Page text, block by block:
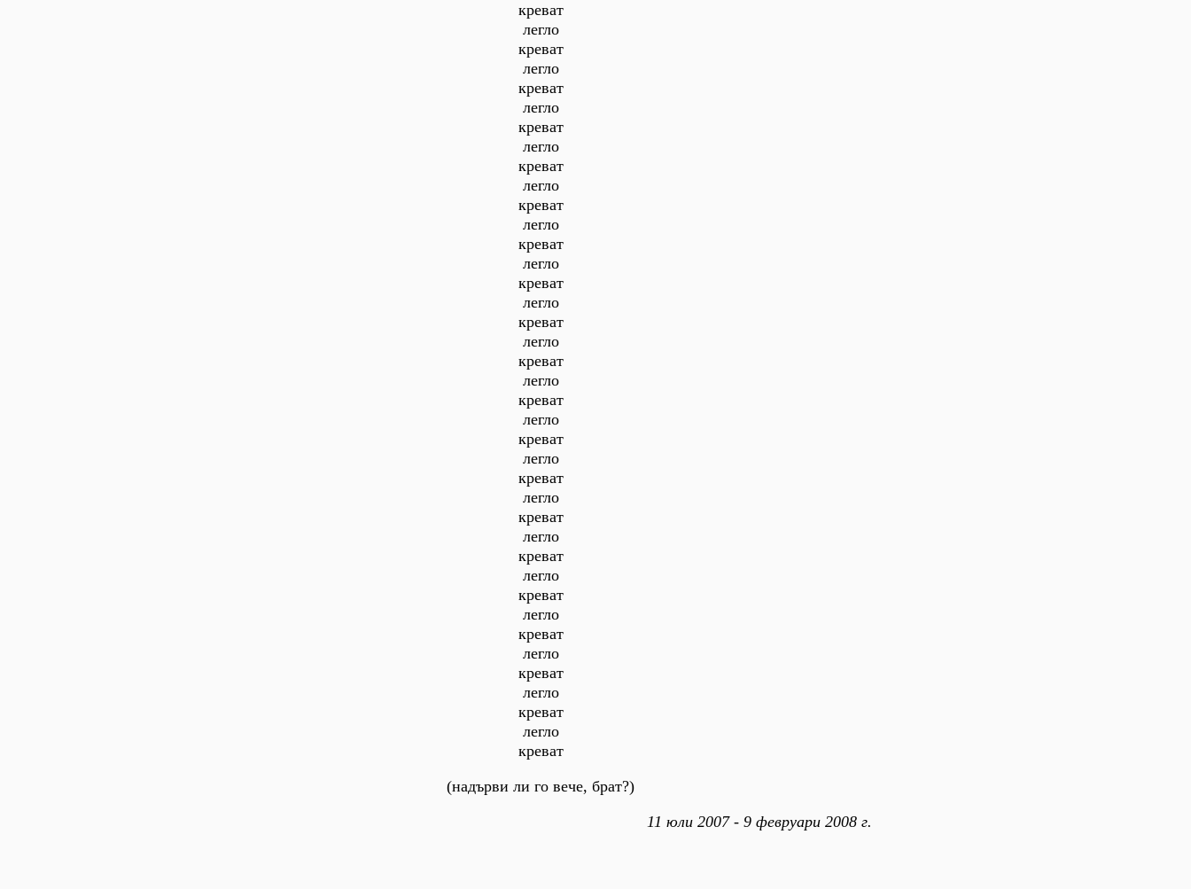
креват
легло
креват
легло
креват
легло
креват
легло
креват
легло
креват
легло
креват
легло
креват
легло
креват
легло
креват
легло
креват
легло
креват
легло
креват
легло
креват
легло
креват
легло
креват
легло
креват
легло
креват
легло
креват
легло
креват
(надърви ли го вече, брат?)
11 юли 2007 - 9 февруари 2008 г.